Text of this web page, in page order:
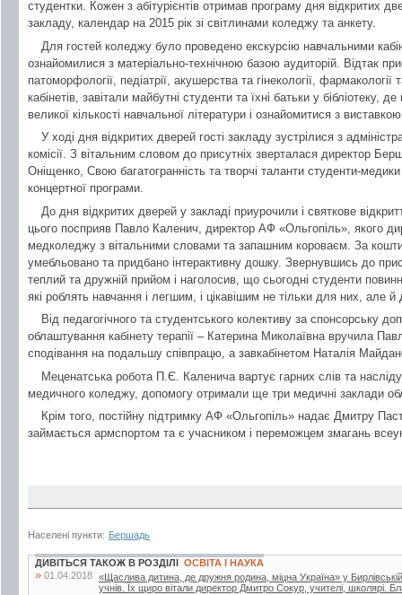
студентки. Кожен з абітурієнтів отримав програму дня відкритих
закладу, календар на 2015 рік зі світлинами коледжу та анкету.
Для гостей коледжу було проведено екскурсію навчальними
ознайомилися з матеріально-технічною базою аудиторій. Відтак
патоморфології, педіатрії, акушерства та гінекології,
кабінетів, завітали майбутні студенти та їхні батьки у бібліотеку,
великої кількості навчальної літератури і ознайомитися з
У ході дня відкритих дверей гості закладу зустрілися з
комісії. З вітальним словом до присутніх зверталася директор
Оніщенко, Свою багатогранність та творчі таланти студенти-
концертної програми.
До дня відкритих дверей у закладі приурочили і святкове
цього посприяв Павло Каленич, директор АФ «Ольгопіль», якого
медколеджу з вітальними словами та запашним короваєм. За
умебльовано та придбано інтерактивну дошку. Звернувшись до
теплий та дружній прийом і наголосив, що сьогодні студенти
які роблять навчання і легшим, і цікавішим не тільки для них, але й
Від педагогічного та студентського колективу за спонсорську
облаштування кабінету терапії – Катерина Миколаївна вручила
сподівання на подальшу співпрацю, а завкабінетом Наталія
Меценатська робота П.Є. Каленича вартує гарних слів та
медичного коледжу, допомогу отримали ще три медичні заклади
Крім того, постійну підтримку АФ «Ольгопіль» надає Дмитру
займається армспортом та є учасником і переможцем змагань
Населені пункти: Бершадь
ДИВІТЬСЯ ТАКОЖ В РОЗДІЛІ ОСВІТА І НАУКА
» 01.04.2018 «Щаслива дитина, де дружня родина, міцна Україна» у Бирлівській
учнів. Їх щиро вітали директор Дмитро Сокур, учителі, школярі.